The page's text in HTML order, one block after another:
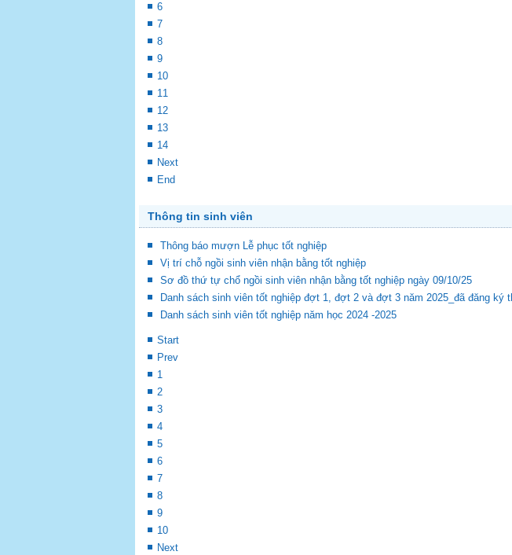
6
7
8
9
10
11
12
13
14
Next
End
Thông tin sinh viên
Thông báo mượn Lễ phục tốt nghiệp
Vị trí chỗ ngồi sinh viên nhận bằng tốt nghiệp
Sơ đồ thứ tự chổ ngồi sinh viên nhận bằng tốt nghiệp ngày 09/10/25
Danh sách sinh viên tốt nghiệp đợt 1, đợt 2 và đợt 3 năm 2025_đã đăng ký
Danh sách sinh viên tốt nghiệp năm học 2024 -2025
Start
Prev
1
2
3
4
5
6
7
8
9
10
Next